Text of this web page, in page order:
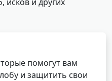
помогут вам
и защитить свои